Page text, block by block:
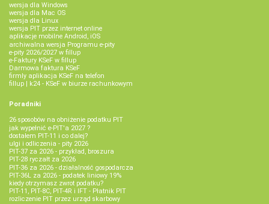
wersja dla Windows
wersja dla Mac OS
wersja dla Linux
wersja PIT przez internet online
aplikacje mobilne Android, iOS
archiwalna wersja Programu e-pity
e-pity 2026/2027 w fillup
e‑Faktury KSeF w fillup
Darmowa faktura KSeF
firmly aplikacja KSeF na telefon
fillup | k24 - KSeF w biurze rachunkowym
Poradniki
26 sposobów na obniżenie podatku PIT
jak wypełnić e-PIT'a 2027 ?
dostałem PIT-11 i co dalej?
ulgi i odliczenia - pity 2026
PIT-37 za 2026 - przykład, broszura
PIT-28 ryczałt za 2026
PIT-36 za 2026 - działalność gospodarcza
PIT-36L za 2026 - podatek liniowy 19%
kiedy otrzymasz zwrot podatku?
PIT-11, PIT-8C, PIT-4R i IFT - Płatnik PIT
rozliczenie PIT przez urząd skarbowy